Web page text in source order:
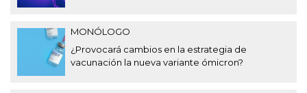
MONÓLOGO
¿Provocará cambios en la estrategia de
vacunación la nueva variante ómicron?